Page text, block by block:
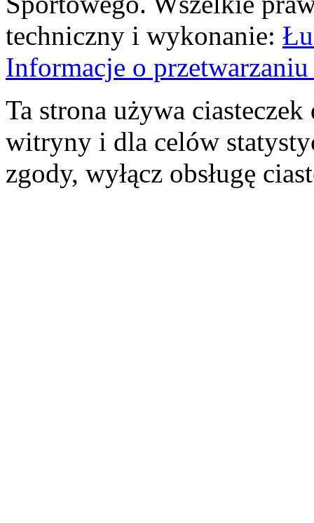
techniczny i wykonanie:
Informacje o
Ta strona używa
witryny i dla celów
zgody, wyłącz obsługę